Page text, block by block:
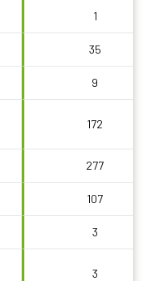
1
35
9
172
277
107
3
3